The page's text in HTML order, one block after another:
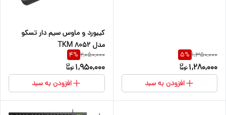
1,350,000
5%
1,280,000
افزودن به سبد
کیبورد و ماوس سیم دار تسکو
مدل TKM 8052
2,050,000
4%
1,950,000
افزودن به سبد